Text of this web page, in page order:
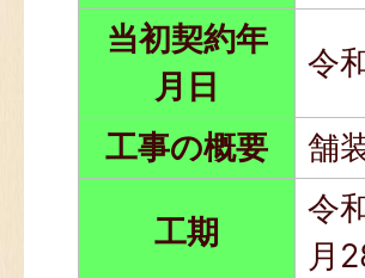
当初契約年
月日
令
工事の概要 舗
工期
令
月